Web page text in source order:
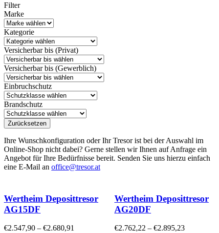
Filter
Marke
Kategorie
Versicherbar bis (Privat)
Versicherbar bis (Gewerblich)
Einbruchschutz
Brandschutz
Zurücksetzen
Ihre Wunschkonfiguration oder Ihr Tresor ist bei der Auswahl im
Online-Shop nicht dabei? Gerne stellen wir Ihnen auf Anfrage ein
Angebot für Ihre Bedürfnisse bereit. Senden Sie uns hierzu einfach
eine E-Mail an office@tresor.at
Wertheim Deposittresor
AG15DF
€2.547,90 – €2.680,91
Wertheim Deposittresor
AG20DF
€2.762,22 – €2.895,23